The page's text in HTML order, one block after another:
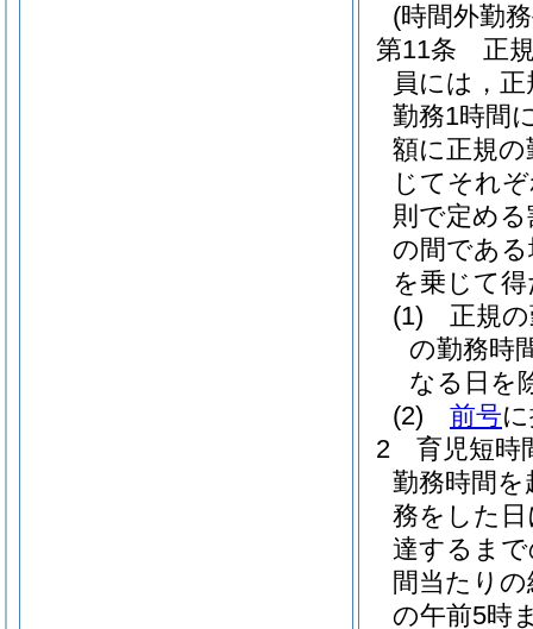
(時間外勤
第11条
正
員には，
勤務1時間
額に正規
じてそれ
則で定める
の間であ
を乗じて
(1)
正規
の勤務時
なる日を
(2)
前号
2
育児短時
勤務時間
務をした
達するま
間当たり
の午前5時